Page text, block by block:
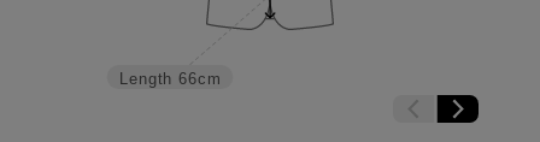
Length 66cm